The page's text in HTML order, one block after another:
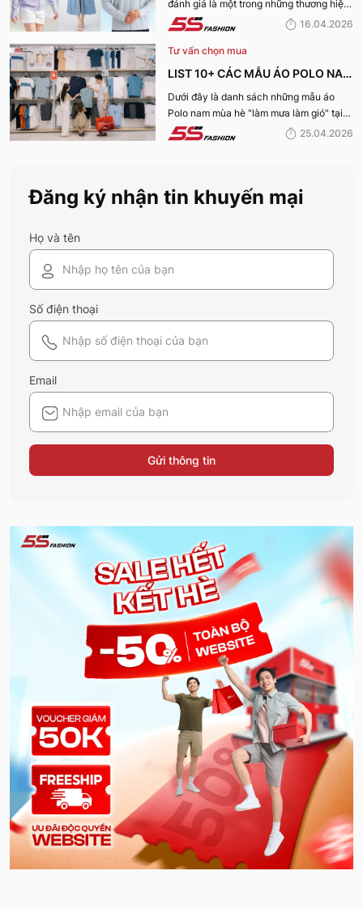
CỦA 5S FASHION 2026
đánh giá là một trong những thương hiệu
áo đáng mua hàng đầu hiện nay. Vậy
giá tích cực đến vậy? Cùng đi hết bài
viết nhé!
16.04.2026
Tư vấn chọn mua
LIST 10+ CÁC MẪU ÁO POLO NAM
MÙA HÈ BÁN CHẠY NHẤT CỦA 5S
FASHION 2026
Dưới đây là danh sách những mẫu áo
Polo nam mùa hè "làm mưa làm gió" tại
hệ thống 5S Fashion mà bất kỳ quý ông
25.04.2026
Đăng ký nhận tin khuyến mại
Họ và tên
Số điện thoại
Email
Gửi thông tin